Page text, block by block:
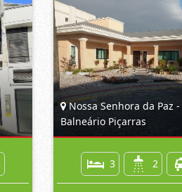
Nossa Senhora da Paz -
Balneário Piçarras
3 2